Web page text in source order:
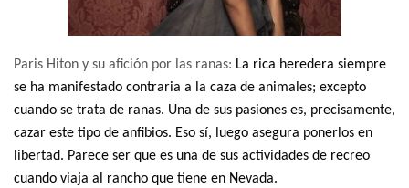
Paris Hiton y su afición por las ranas: La rica heredera siempre
se ha manifestado contraria a la caza de animales; excepto
cuando se trata de ranas. Una de sus pasiones es, precisamente,
cazar este tipo de anfibios. Eso sí, luego asegura ponerlos en
libertad. Parece ser que es una de sus actividades de recreo
cuando viaja al rancho que tiene en Nevada.